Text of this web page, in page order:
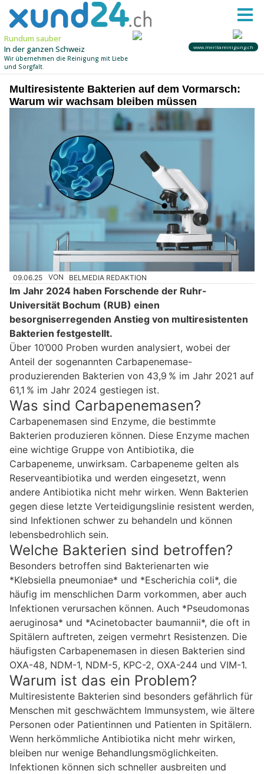
Multiresistente Bakterien auf dem Vormarsch:
Warum wir wachsam bleiben müssen
09.06.25 VON BELMEDIA REDAKTION
Im Jahr 2024 haben Forschende der Ruhr-
Universität Bochum (RUB) einen
besorgniserregenden Anstieg von multiresistenten
Bakterien festgestellt.
Über 10’000 Proben wurden analysiert, wobei der
Anteil der sogenannten Carbapenemase-
produzierenden Bakterien von 43,9 % im Jahr 2021 auf
61,1 % im Jahr 2024 gestiegen ist.
Was sind Carbapenemasen?
Carbapenemasen sind Enzyme, die bestimmte
Bakterien produzieren können. Diese Enzyme machen
eine wichtige Gruppe von Antibiotika, die
Carbapeneme, unwirksam. Carbapeneme gelten als
Reserveantibiotika und werden eingesetzt, wenn
andere Antibiotika nicht mehr wirken. Wenn Bakterien
gegen diese letzte Verteidigungslinie resistent werden,
sind Infektionen schwer zu behandeln und können
lebensbedrohlich sein.
Welche Bakterien sind betroffen?
Besonders betroffen sind Bakterienarten wie
*Klebsiella pneumoniae* und *Escherichia coli*, die
häufig im menschlichen Darm vorkommen, aber auch
Infektionen verursachen können. Auch *Pseudomonas
aeruginosa* und *Acinetobacter baumannii*, die oft in
Spitälern auftreten, zeigen vermehrt Resistenzen. Die
häufigsten Carbapenemasen in diesen Bakterien sind
OXA-48, NDM-1, NDM-5, KPC-2, OXA-244 und VIM-1.
Warum ist das ein Problem?
Multiresistente Bakterien sind besonders gefährlich für
Menschen mit geschwächtem Immunsystem, wie ältere
Personen oder Patientinnen und Patienten in Spitälern.
Wenn herkömmliche Antibiotika nicht mehr wirken,
bleiben nur wenige Behandlungsmöglichkeiten.
Infektionen können sich schneller ausbreiten und